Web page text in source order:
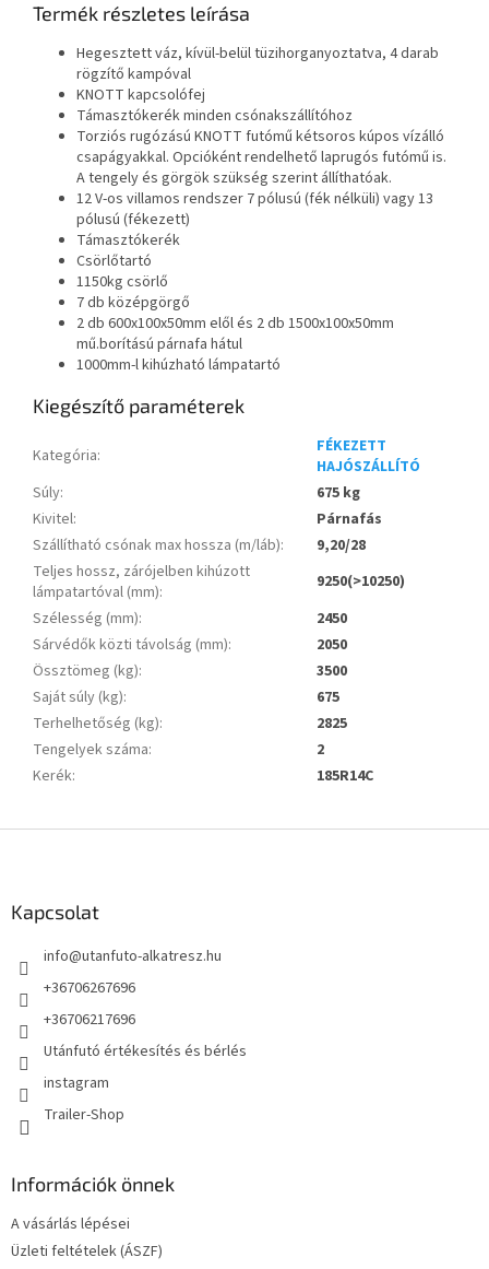
Termék részletes leírása
Hegesztett váz, kívül-belül tüzihorganyoztatva, 4 darab
rögzítő kampóval
KNOTT kapcsolófej
Támasztókerék minden csónakszállítóhoz
Torziós rugózású KNOTT futómű kétsoros kúpos vízálló
csapágyakkal. Opcióként rendelhető laprugós futómű is.
A tengely és görgök szükség szerint állíthatóak.
12 V-os villamos rendszer 7 pólusú (fék nélküli) vagy 13
pólusú (fékezett)
Támasztókerék
Csörlőtartó
1150kg csörlő
7 db középgörgő
2 db 600x100x50mm elől és 2 db 1500x100x50mm
mű.borítású párnafa hátul
1000mm-l kihúzható lámpatartó
Kiegészítő paraméterek
Kategória:
FÉKEZETT
HAJÓSZÁLLÍTÓ
Súly:
675 kg
Kivitel:
Párnafás
Szállítható csónak max hossza (m/láb):
9,20/28
Teljes hossz, zárójelben kihúzott
lámpatartóval (mm):
9250(>10250)
Szélesség (mm):
2450
Sárvédők közti távolság (mm):
2050
Össztömeg (kg):
3500
Saját súly (kg):
675
Terhelhetőség (kg):
2825
Tengelyek száma:
2
Kerék: 185R14C
Kapcsolat
info@utanfuto-alkatresz.hu
+36706267696
+36706217696
Utánfutó értékesítés és bérlés
instagram
Trailer-Shop
Információk önnek
A vásárlás lépései
Üzleti feltételek (ÁSZF)